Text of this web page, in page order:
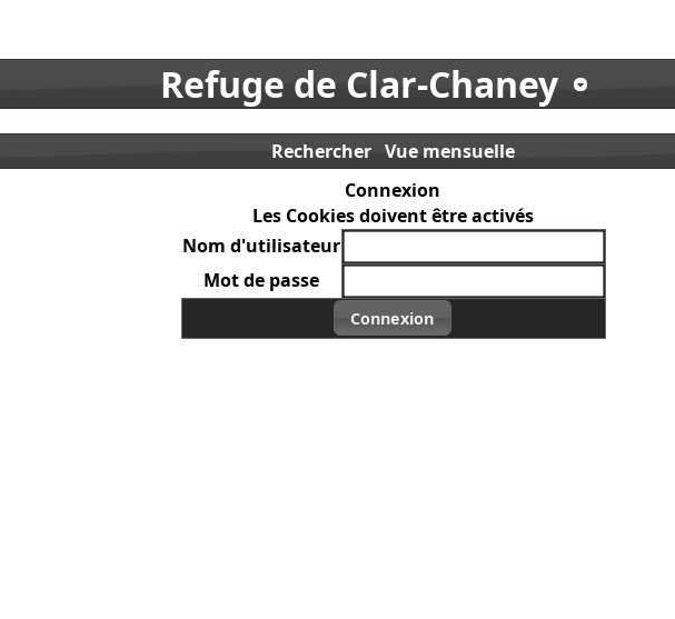
Refuge de Clar-Chaney
Rechercher Vue mensuelle
Connexion
Les Cookies doivent être activés
Nom d'utilisateur
Mot de passe